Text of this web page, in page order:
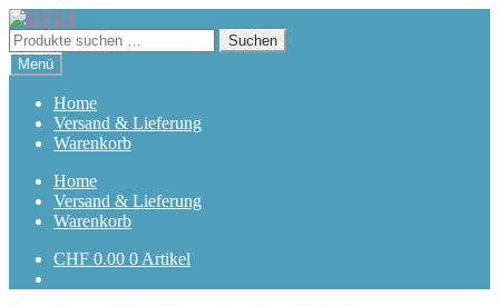
Zur
Navigation
springen
Zum
Inhalt
springen
Suchen
nach:
Suchen
Menü
Home
Versand & Lieferung
Warenkorb
Home
Versand & Lieferung
Warenkorb
CHF 0.00 0 Artikel